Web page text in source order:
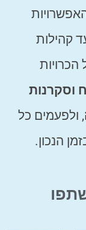
קהילות
הכרויות
וסקרנות
, ולפעמים כל
הנכון.